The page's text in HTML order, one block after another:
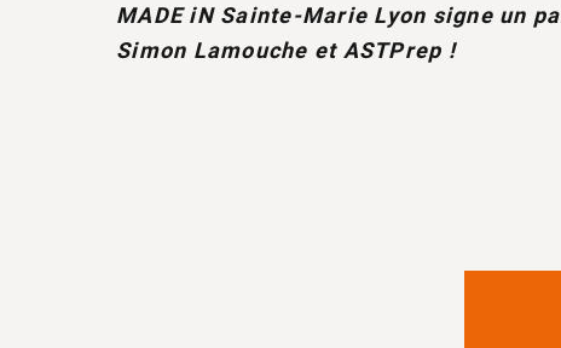
MADE iN Sainte-Marie Lyon signe un
Simon Lamouche et ASTPrep !